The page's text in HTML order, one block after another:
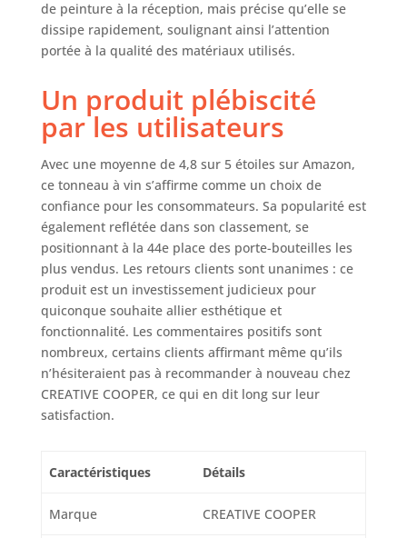
42 cm. <br>Le
produit est vendu
sans le contenu
photos (bouteilles,
décorations).
de peinture à la réception, mais précise qu’elle se
dissipe rapidement, soulignant ainsi l’attention
portée à la qualité des matériaux utilisés.
Un produit plébiscité
par les utilisateurs
Avec une moyenne de 4,8 sur 5 étoiles sur Amazon,
ce tonneau à vin s’affirme comme un choix de
confiance pour les consommateurs. Sa popularité est
également reflétée dans son classement, se
positionnant à la 44e place des porte-bouteilles les
plus vendus. Les retours clients sont unanimes : ce
produit est un investissement judicieux pour
quiconque souhaite allier esthétique et
fonctionnalité. Les commentaires positifs sont
nombreux, certains clients affirmant même qu’ils
n’hésiteraient pas à recommander à nouveau chez
CREATIVE COOPER, ce qui en dit long sur leur
satisfaction.
Caractéristiques Détails
Marque CREATIVE COOPER